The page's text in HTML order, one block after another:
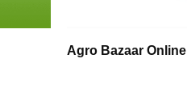
Agro Bazaar Online